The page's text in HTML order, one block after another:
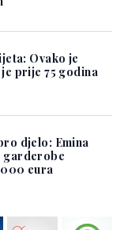
Ovako je
prije 75 godina
djelo: Emina
garderobe
eura